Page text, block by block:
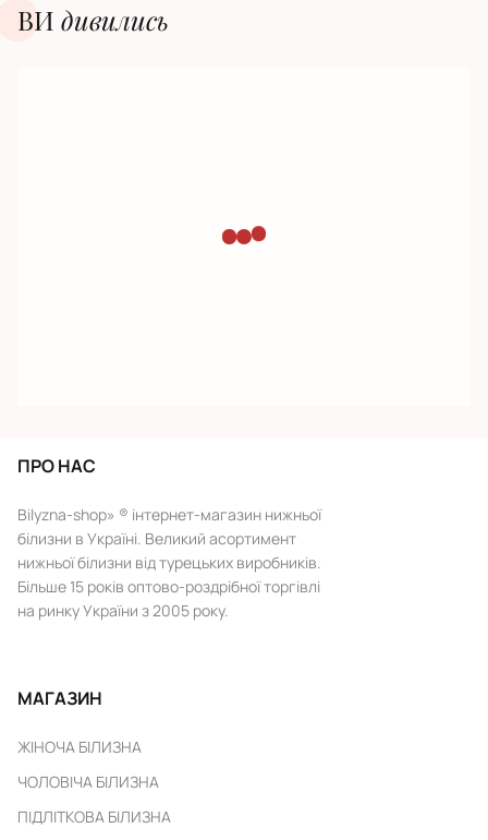
ВИ дивилиcь
ПРО НАС
Bilyzna-shop» ® інтернет-магазин нижньої
білизни в Україні. Великий асортимент
нижньої білизни від турецьких виробників.
Більше 15 років оптово-роздрібної торгівлі
на ринку України з 2005 року.
МАГАЗИН
ЖІНОЧА БІЛИЗНА
ЧОЛОВІЧА БІЛИЗНА
ПІДЛІТКОВА БІЛИЗНА